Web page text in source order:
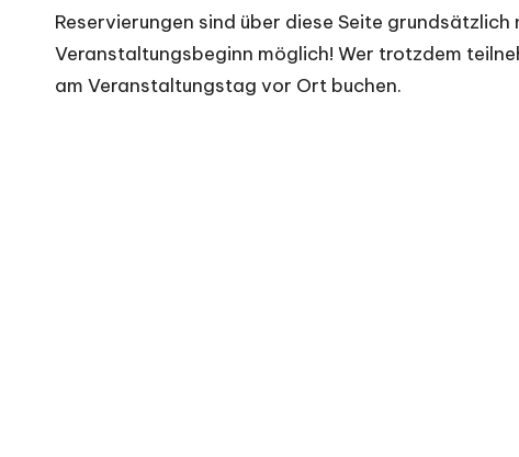
Reservierungen sind über diese Seite
Veranstaltungsbeginn möglich! Wer trotzdem
am Veranstaltungstag vor Ort buchen.